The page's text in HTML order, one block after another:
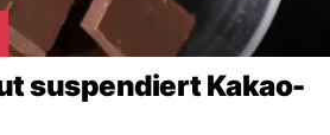
suspendiert Kakao-